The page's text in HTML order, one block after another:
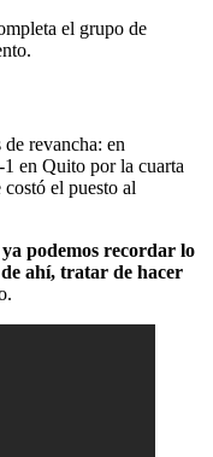
el grupo de
revancha: en
en Quito por la cuarta
el puesto al
podemos recordar lo
ahí, tratar de hacer